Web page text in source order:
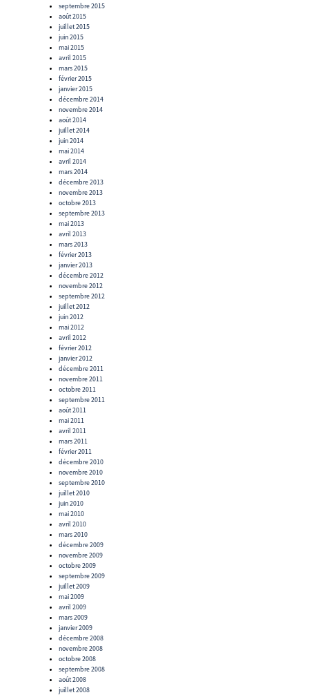
septembre 2015
août 2015
juillet 2015
juin 2015
mai 2015
avril 2015
mars 2015
février 2015
janvier 2015
décembre 2014
novembre 2014
août 2014
juillet 2014
juin 2014
mai 2014
avril 2014
mars 2014
décembre 2013
novembre 2013
octobre 2013
septembre 2013
mai 2013
avril 2013
mars 2013
février 2013
janvier 2013
décembre 2012
novembre 2012
septembre 2012
juillet 2012
juin 2012
mai 2012
avril 2012
février 2012
janvier 2012
décembre 2011
novembre 2011
octobre 2011
septembre 2011
août 2011
mai 2011
avril 2011
mars 2011
février 2011
décembre 2010
novembre 2010
septembre 2010
juillet 2010
juin 2010
mai 2010
avril 2010
mars 2010
décembre 2009
novembre 2009
octobre 2009
septembre 2009
juillet 2009
mai 2009
avril 2009
mars 2009
janvier 2009
décembre 2008
novembre 2008
octobre 2008
septembre 2008
août 2008
juillet 2008